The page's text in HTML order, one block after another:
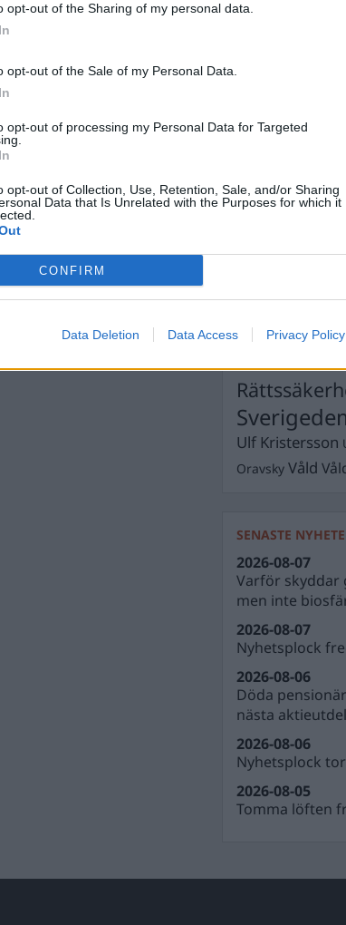
opt-out of the Sharing of my personal data.
opt-out of the Sale of my Personal Data.
opt-out of processing my Personal Data for Targeted
opt-out of Collection, Use, Retention, Sale, and/or Sharing
Data that Is Unrelated with the Purposes for which it
CONFIRM
Data Deletion Data Access Privacy Policy
Demokrati
Jimmie Åkesson
Lagar
Silventoinen Petter
Poliser
Ulf Kristersson
Oravsky Våld
SENASTE
Varför skyddar
men inte
2026-08-07
Nyhetsplock
2026-08-07
Döda
nästa
2026-08-06
Nyhetsplock
2026-08-06
Tomma löften
2026-08-05